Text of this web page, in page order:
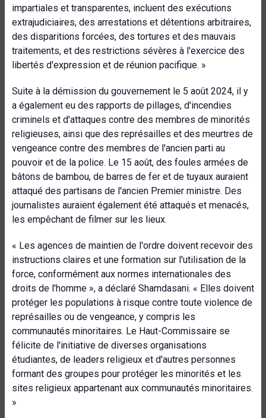
impartiales et transparentes, incluent des exécutions
extrajudiciaires, des arrestations et détentions arbitraires,
des disparitions forcées, des tortures et des mauvais
traitements, et des restrictions sévères à l'exercice des
libertés d'expression et de réunion pacifique. »
Suite à la démission du gouvernement le 5 août 2024, il y
a également eu des rapports de pillages, d'incendies
criminels et d'attaques contre des membres de minorités
religieuses, ainsi que des représailles et des meurtres de
vengeance contre des membres de l'ancien parti au
pouvoir et de la police. Le 15 août, des foules armées de
bâtons de bambou, de barres de fer et de tuyaux auraient
attaqué des partisans de l'ancien Premier ministre. Des
journalistes auraient également été attaqués et menacés,
les empêchant de filmer sur les lieux.
« Les agences de maintien de l'ordre doivent recevoir des
instructions claires et une formation sur l'utilisation de la
force, conformément aux normes internationales des
droits de l'homme », a déclaré Shamdasani. « Elles doivent
protéger les populations à risque contre toute violence de
représailles ou de vengeance, y compris les
communautés minoritaires. Le Haut-Commissaire se
félicite de l'initiative de diverses organisations
étudiantes, de leaders religieux et d'autres personnes
formant des groupes pour protéger les minorités et les
sites religieux appartenant aux communautés minoritaires.
»